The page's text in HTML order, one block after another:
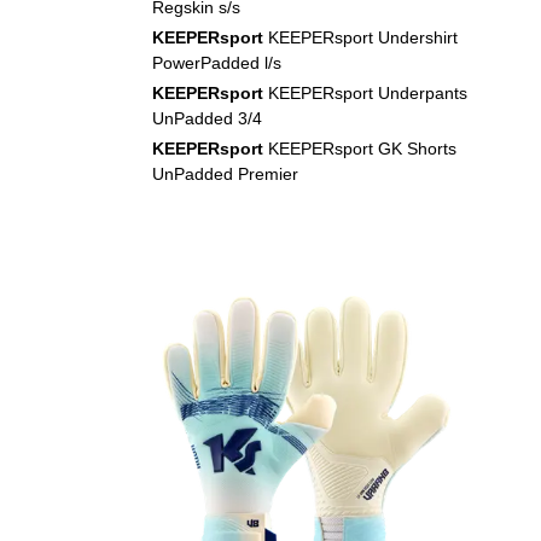
Regskin s/s
KEEPERsport KEEPERsport Undershirt
PowerPadded l/s
KEEPERsport KEEPERsport Underpants
UnPadded 3/4
KEEPERsport KEEPERsport GK Shorts
UnPadded Premier